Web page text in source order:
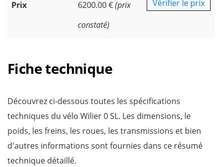
Prix 6200.00 €(prix
constaté)
Vérifier le prix
Fiche technique
Découvrez ci-dessous toutes les spécifications
techniques du vélo Wilier 0 SL. Les dimensions, le
poids, les freins, les roues, les transmissions et bien
d'autres informations sont fournies dans ce résumé
technique détaillé.